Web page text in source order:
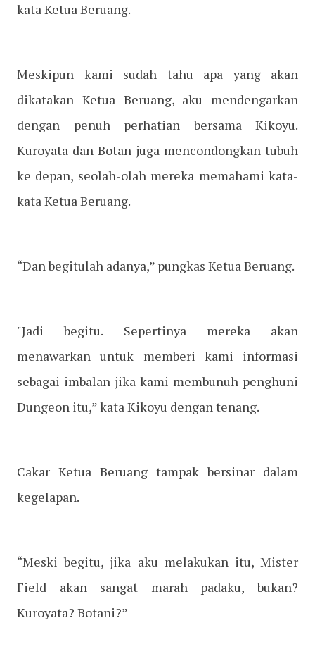
kata Ketua Beruang.
Meskipun kami sudah tahu apa yang akan
dikatakan Ketua Beruang, aku mendengarkan
dengan penuh perhatian bersama Kikoyu.
Kuroyata dan Botan juga mencondongkan tubuh
ke depan, seolah-olah mereka memahami kata-
kata Ketua Beruang.
“Dan begitulah adanya,” pungkas Ketua Beruang.
"Jadi begitu. Sepertinya mereka akan
menawarkan untuk memberi kami informasi
sebagai imbalan jika kami membunuh penghuni
Dungeon itu,” kata Kikoyu dengan tenang.
Cakar Ketua Beruang tampak bersinar dalam
kegelapan.
“Meski begitu, jika aku melakukan itu, Mister
Field akan sangat marah padaku, bukan?
Kuroyata? Botani?”